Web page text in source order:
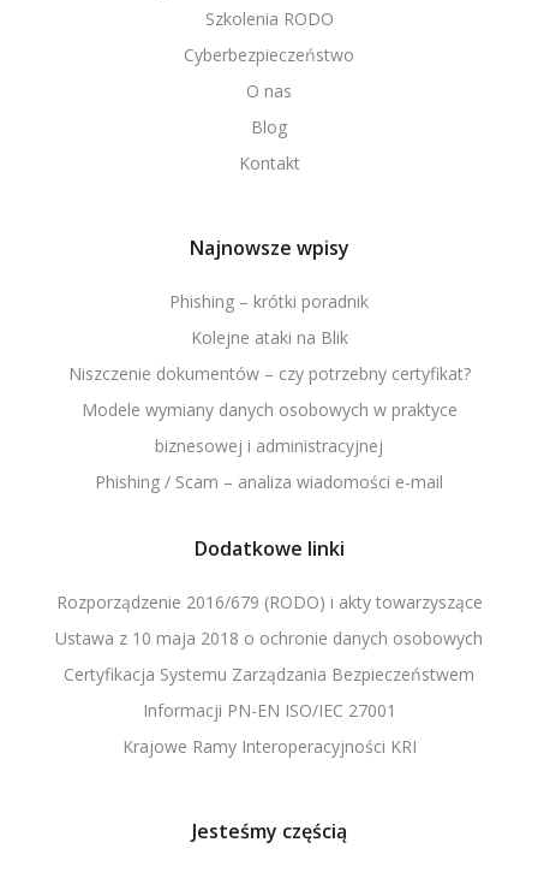
Szkolenia RODO
Cyberbezpieczeństwo
O nas
Blog
Kontakt
Najnowsze wpisy
Phishing – krótki poradnik
Kolejne ataki na Blik
Niszczenie dokumentów – czy potrzebny certyfikat?
Modele wymiany danych osobowych w praktyce
biznesowej i administracyjnej
Phishing / Scam – analiza wiadomości e-mail
Dodatkowe linki
Rozporządzenie 2016/679 (RODO) i akty towarzyszące
Ustawa z 10 maja 2018 o ochronie danych osobowych
Certyfikacja Systemu Zarządzania Bezpieczeństwem
Informacji PN-EN ISO/IEC 27001
Krajowe Ramy Interoperacyjności KRI
Jesteśmy częścią